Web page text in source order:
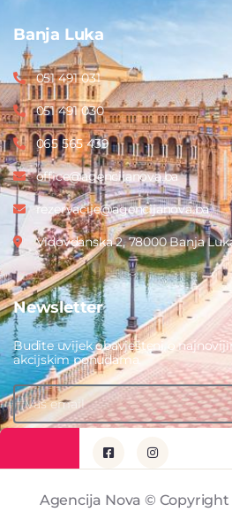
Banja Luka
051 491 031
051 491 030
065 565 439
office@agencijanova.ba
rezervacije@agencijanova.ba
Vidovdanska 2, 78000 Banja
Newsletter
Budite uvijek obavješteni o
akcijskim ponudama.
PRIJAVITE
Agencija Nova © Copyright